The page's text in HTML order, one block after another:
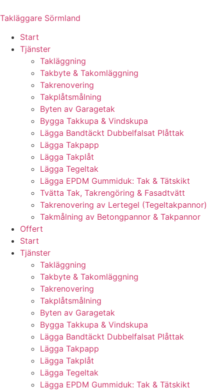
to
Takläggare Sörmland
Start
Tjänster
Takläggning
Takbyte & Takomläggning
Takrenovering
Takplåtsmålning
Byten av Garagetak
Bygga Takkupa & Vindskupa
Lägga Bandtäckt Dubbelfalsat Plåttak
Lägga Takpapp
Lägga Takplåt
Lägga Tegeltak
Lägga EPDM Gummiduk: Tak & Tätskikt
Tvätta Tak, Takrengöring & Fasadtvätt
Takrenovering av Lertegel (Tegeltakpannor)
Takmålning av Betongpannor & Takpannor
Offert
Start
Tjänster
Takläggning
Takbyte & Takomläggning
Takrenovering
Takplåtsmålning
Byten av Garagetak
Bygga Takkupa & Vindskupa
Lägga Bandtäckt Dubbelfalsat Plåttak
Lägga Takpapp
Lägga Takplåt
Lägga Tegeltak
Lägga EPDM Gummiduk: Tak & Tätskikt